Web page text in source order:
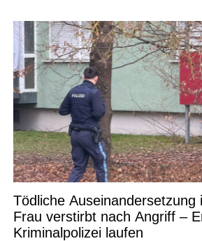
Tödliche Auseinandersetzung
Frau verstirbt nach Angriff –
Kriminalpolizei laufen